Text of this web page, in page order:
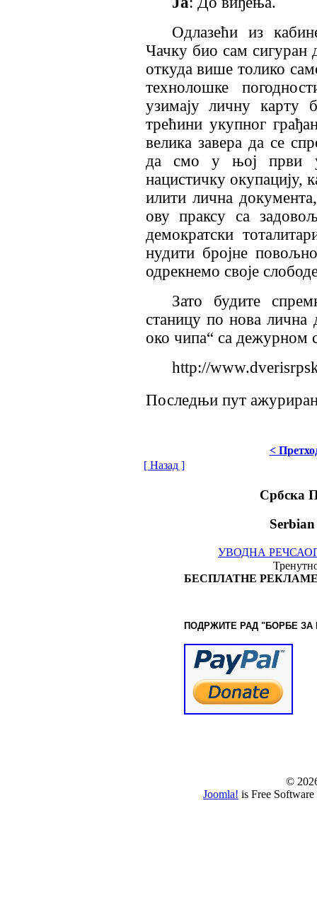
Одлазећи из
Чачку био сам сигуран
откуда више толико
технолошке
узимају личну карту
трећини укупног
велика завера да се
да смо у њој први
нацистичку окупацију,
илити лична
ову праксу са
демократски
нудити бројне
одрекнемо своје
Зато будите
станицу по нова лична
око чипа“ са дежурном
http://
Последњи пут
<
[ Назад ]
Србска
УВОДНА РЕЧ
БЕСПЛАТНЕ
ПОДРЖИТЕ РАД "БОРБЕ ЗА
©
Joomla! is Free